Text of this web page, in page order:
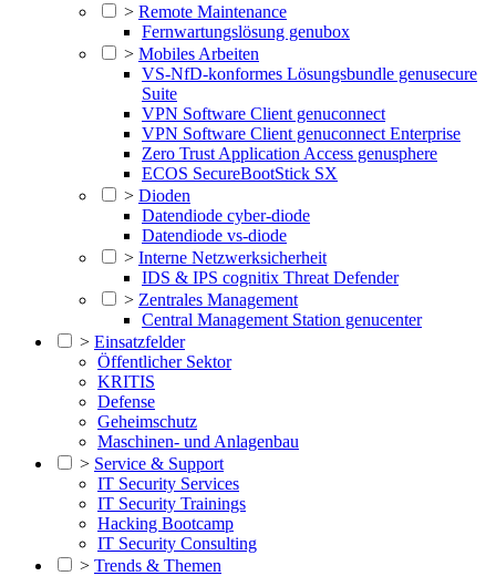
> Remote Maintenance
Fernwartungslösung genubox
> Mobiles Arbeiten
VS-NfD-konformes Lösungsbundle genusecure
Suite
VPN Software Client genuconnect
VPN Software Client genuconnect Enterprise
Zero Trust Application Access genusphere
ECOS SecureBootStick SX
> Dioden
Datendiode cyber-diode
Datendiode vs-diode
> Interne Netzwerksicherheit
IDS & IPS cognitix Threat Defender
> Zentrales Management
Central Management Station genucenter
> Einsatzfelder
Öffentlicher Sektor
KRITIS
Defense
Geheimschutz
Maschinen- und Anlagenbau
> Service & Support
IT Security Services
IT Security Trainings
Hacking Bootcamp
IT Security Consulting
> Trends & Themen